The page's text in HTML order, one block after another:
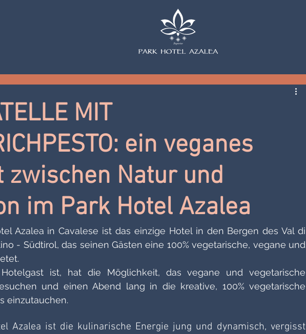
MIT
ein veganes
zwischen Natur und
im Park Hotel Azalea
Azalea in Cavalese ist das einzige Hotel in den Bergen des Val di
- Südtirol, das seinen Gästen eine 100% vegetarische, vegane und
ist, hat die Möglichkeit, das vegane und vegetarische
und einen Abend lang in die kreative, 100% vegetarische
einzutauchen.
Azalea ist die kulinarische Energie jung und dynamisch, vergisst